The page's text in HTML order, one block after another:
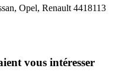
Opel, Renault 4418113
vous intéresser